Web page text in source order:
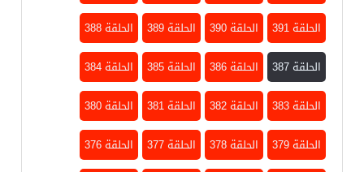
الحلقة 391
الحلقة 390 الحلقة 389
الحلقة 388
الحلقة 387
الحلقة 386 الحلقة 385
الحلقة 384
الحلقة 383
الحلقة 382 الحلقة 381
الحلقة 380
الحلقة 379
الحلقة 378 الحلقة 377
الحلقة 376